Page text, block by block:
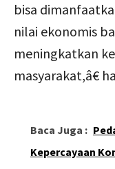
bisa
nilai ekonomis
meningkatkan
masyarakat,â€
Baca Juga :
Kepercayaan